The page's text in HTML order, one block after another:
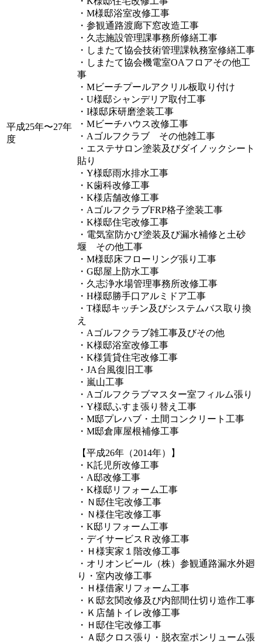
平成25年〜27年
度
・M様邸浴室改修工事
・参観通路渡廊下窓改造工事
・久志施設管理課事務所修繕工事
・しまたて協会技術管理課執務室修繕工事
・しまたて協会機電室OAフロアその他工
事
・Mビーチプールアクリル板取り付け
・U様邸シャンデリア取付工事
・I様邸床研磨塗装工事
・Mビーチハウス改修工事
・Aゴルフクラブ その他雑工事
・エステサロン塗装及びダイノックシート
貼り
・Y様邸雨水排水工事
・K歯科改修工事
・K様店舗改修工事
・AゴルフクラブFRP格子塗装工事
・K様邸住宅改修工事
・電気室防かび塗装及び漏水補修と土砂
堰 その他工事
・M様邸床フローリング張り工事
・G邸屋上防水工事
・久志浄水場管理事務所改修工事
・H様邸勝手口アルミドア工事
・T様邸キッチン及びシステムバス取り換
え
・Aゴルフクラブ雑工事及びその他
・K様邸浴室改修工事
・K様賃貸住宅改修工事
・JA台風復旧工事
・嵐山工事
・Aゴルフクラブマスター室フィルム張り
・Y様邸ふすま張り替え工事
・M邸プレハブ・土間コンクリート工事
・M邸倉庫屋根補修工事
【平成26年（2014年）】
・K託児所改修工事
・A邸改修工事
・K様邸リフォーム工事
・Ｎ邸住宅改修工事
・Ｎ様住宅改修工事
・K邸リフォーム工事
・デイサービスＲ改修工事
・Ｈ様実家１階改修工事
・オリオンビール（株）参観通路漏水外廻
り・室内改修工事
・Ｈ様借家リフォーム工事
・Ｋ邸玄関改修及び内部間仕切り造作工事
・Ｋ店舗トイレ改修工事
・Ｈ邸住宅改修工事
・Ａ邸クロス張り・脱衣室ポンリューム張